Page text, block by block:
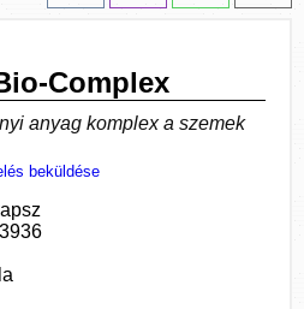
Complex
anyag komplex a szemek
beküldése